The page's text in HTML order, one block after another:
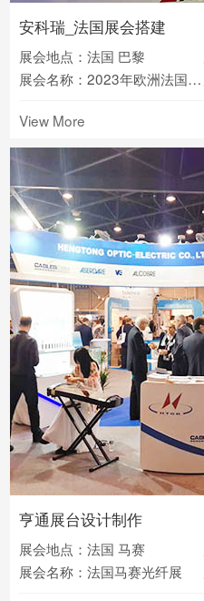
安科瑞_法国展会搭建
展会地点：法国 巴黎
展会名称：2023年欧洲法国电力及能源展览会
View More
亨通展台设计制作
展会地点：法国 马赛
展会名称：法国马赛光纤展